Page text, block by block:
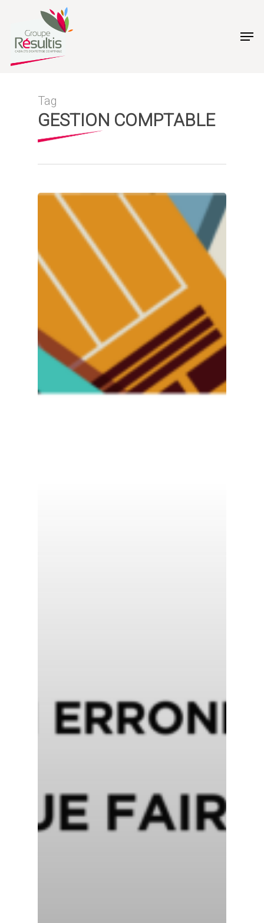
main
Tag
GESTION COMPTABLE